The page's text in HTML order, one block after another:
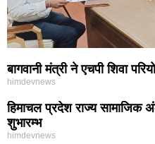
बागवानी मंत्री ने एचपी शिवा
himdevnews
हिमाचल प्रदेश राज्य सामाजिक
शुभारम्भ
himdevnews